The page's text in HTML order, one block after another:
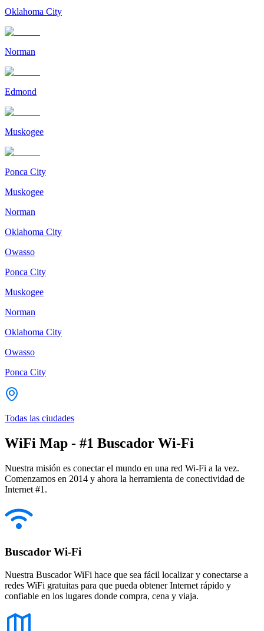
Oklahoma City
Norman
Edmond
Muskogee
Ponca City
Muskogee
Norman
Oklahoma City
Owasso
Ponca City
Muskogee
Norman
Oklahoma City
Owasso
Ponca City
Todas las ciudades
WiFi Map - #1 Buscador Wi-Fi
Nuestra misión es conectar el mundo en una red Wi-Fi a la vez.
Comenzamos en 2014 y ahora la herramienta de conectividad de
Internet #1.
Buscador Wi-Fi
Nuestra Buscador WiFi hace que sea fácil localizar y conectarse a
redes WiFi gratuitas para que pueda obtener Internet rápido y
confiable en los lugares donde compra, cena y viaja.